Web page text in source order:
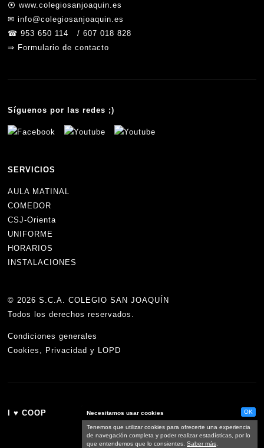
⦿www.colegiosanjoaquin.es
✉info@colegiosanjoaquin.es
☎953 650 114 /607 018 828
⇒ Formulario de contacto
Síguenos por las redes ;)
SERVICIOS
AULA MATINAL
COMEDOR
CSJ-Orienta
UNIFORME
HORARIOS
INSTALACIONES
©2026 S.C.A. COLEGIO SAN JOAQUÍN
Todos los derechos reservados.
Condiciones generales
Cookies, Privacidad y LOPD
I ♥ COOP OK
Necesitamos usar cookies
Tenemos que utilizar cookies para ofrecerte una experiencia
de navegación completa y poder realizar estadísticas, por lo
que entendemos que lo consientes. Saber más